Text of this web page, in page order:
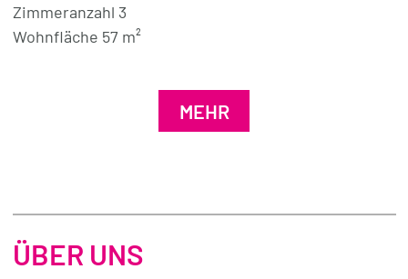
Zimmeranzahl 3
Wohnfläche 57 m²
MEHR
ÜBER UNS